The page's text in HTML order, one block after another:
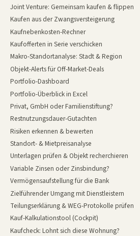
Joint Venture: Gemeinsam kaufen & flippen
Kaufen aus der Zwangsversteigerung
Kaufnebenkosten-Rechner
Kaufofferten in Serie verschicken
Makro-Standortanalyse: Stadt & Region
Objekt-Alerts für Off-Market-Deals
Portfolio-Dashboard
Portfolio-Überblick in Excel
Privat, GmbH oder Familienstiftung?
Restnutzungsdauer-Gutachten
Risiken erkennen & bewerten
Standort- & Mietpreisanalyse
Unterlagen prüfen & Objekt recherchieren
Variable Zinsen oder Zinsbindung?
Vermögensaufstellung für die Bank
Zielführender Umgang mit Dienstleistern
Teilungserklärung & WEG-Protokolle prüfen
Kauf-Kalkulationstool (Cockpit)
Kaufcheck: Lohnt sich diese Wohnung?